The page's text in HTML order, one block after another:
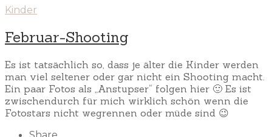
Kinder
Februar-Shooting
Es ist tatsächlich so, dass je älter die Kinder werden
man viel seltener oder gar nicht ein Shooting macht.
Ein paar Fotos als „Anstupser“ folgen hier 🙂 Es ist
zwischendurch für mich wirklich schön wenn die
Fotostars nicht wegrennen oder müde sind 😉